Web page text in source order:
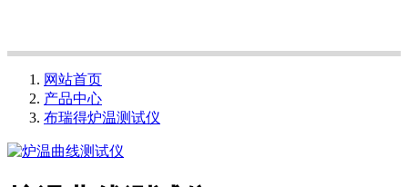
网站首页
产品中心
布瑞得炉温测试仪